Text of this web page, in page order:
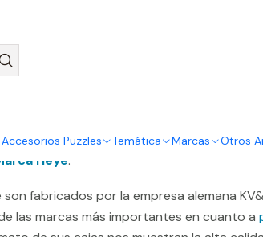
Accesorios Puzzles Temática Marcas Otros
Piezas | The
Heye.
fabricados por la empresa alemana
las marcas más importantes en cuanto a